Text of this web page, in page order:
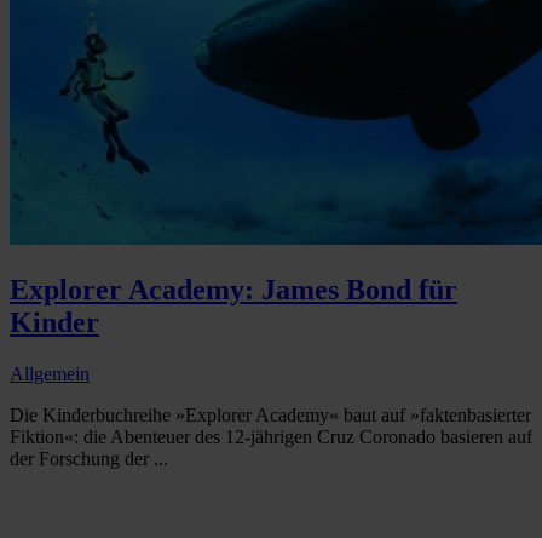
Explorer Academy: James Bond für
Kinder
Allgemein
Die Kinderbuchreihe »Explorer Academy« baut auf »faktenbasierter
Fiktion«: die Abenteuer des 12-jährigen Cruz Coronado basieren auf
der Forschung der ...